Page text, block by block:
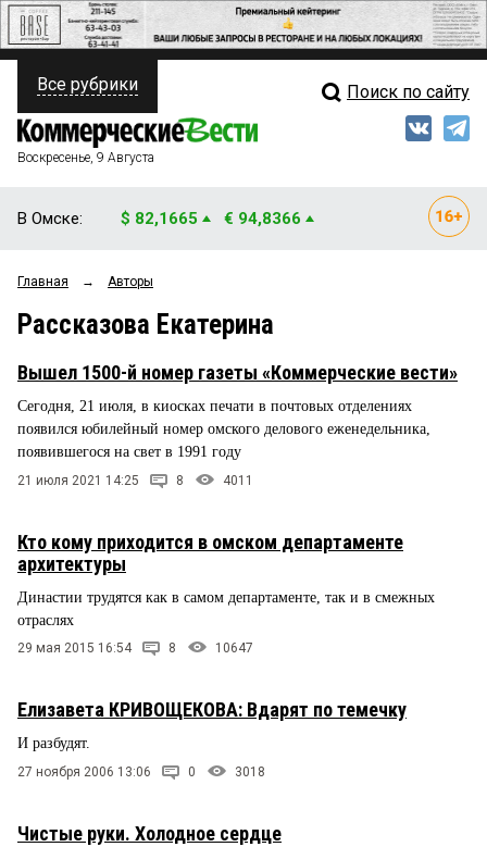
ПОЛИТИКА
ФИНАНСЫ
ОБЩЕСТВО
ЗАКОН
НОВОСТИ КОМПАНИЙ
ПРОИСШЕСТВИЯ
СТИЛЬ ЖИЗНИ
Свежий выпуск
Блоги
Архив
Все рубрики Поиск по сайту
Воскресенье, 9 Августа
В Омске: $ 82,1665 € 94,8366
Главная → Авторы
Рассказова Екатерина
Вышел 1500-й номер газеты «Коммерческие вести»
Сегодня, 21 июля, в киосках печати в почтовых отделениях
появился юбилейный номер омского делового еженедельника,
появившегося на свет в 1991 году
21 июля 2021 14:25 8 4011
Кто кому приходится в омском департаменте
архитектуры
Династии трудятся как в самом департаменте, так и в смежных
отраслях
29 мая 2015 16:54 8 10647
Елизавета КРИВОЩЕКОВА: Вдарят по темечку
И разбудят.
27 ноября 2006 13:06 0 3018
Чистые руки. Холодное сердце